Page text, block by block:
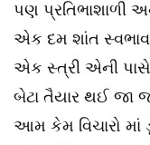
પણ પ્રતિભાશાળી
એક દમ શાંત
એક સ્ત્રી એની
બેટા તૈયાર થઈ જા
આમ કેમ વિચારો માં